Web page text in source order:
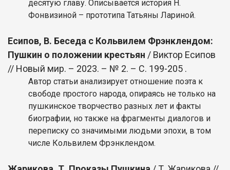
десятую главу. Описывается история Н.
Фонвизиной – прототипа Татьяны Лариной.
Есипов, В. Беседа с Кольвилем Фрэнклендом:
Пушкин о положении крестьян / Виктор Есипов
// Новый мир. – 2023. – № 2. – С. 199-205 .
Автор статьи анализирует отношение поэта к
свободе простого народа, опираясь не только на
пушкинское творчество разных лет и факты
биографии, но также на фрагменты диалогов и
переписку со значимыми людьми эпохи, в том
числе Кольвилем Фрэнклендом.